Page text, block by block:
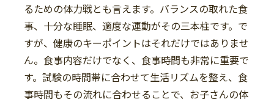
るための体力戦とも言えます。バランスの取れた食
事、十分な睡眠、適度な運動がその三本柱です。で
すが、健康のキーポイントはそれだけではありませ
ん。食事内容だけでなく、食事時間も非常に重要で
す。試験の時間帯に合わせて生活リズムを整え、食
事時間もその流れに合わせることで、お子さんの体